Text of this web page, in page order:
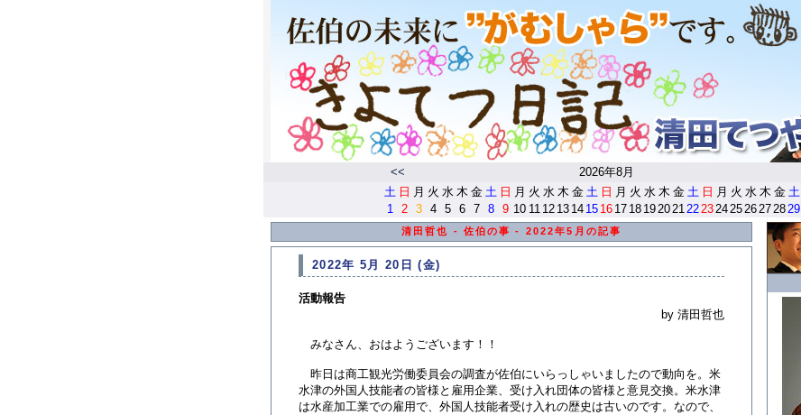
<< 2026年8月
土 日 月 火 水 木 金 土 日 月 火 水 木 金 土 日 月 火 水 木 金 土 日 月 火 水 木 金 土
1
2 3 4 5 6 7 8 9 10 11 12 13 14 15 16 17 18 1920212223242526272829
清田哲也 - 佐伯の事 - 2022年5月の記事
2022年 5月 20日 (金)
活動報告
by 清田哲也
みなさん、おはようございます！！
昨日は商工観光労働委員会の調査が佐伯にいらっしゃいましたので動向を。米
水津の外国人技能者の皆様と雇用企業、受け入れ団体の皆様と意見交換。米水津
は水産加工業での雇用で、外国人技能者受け入れの歴史は古いのです。なので、